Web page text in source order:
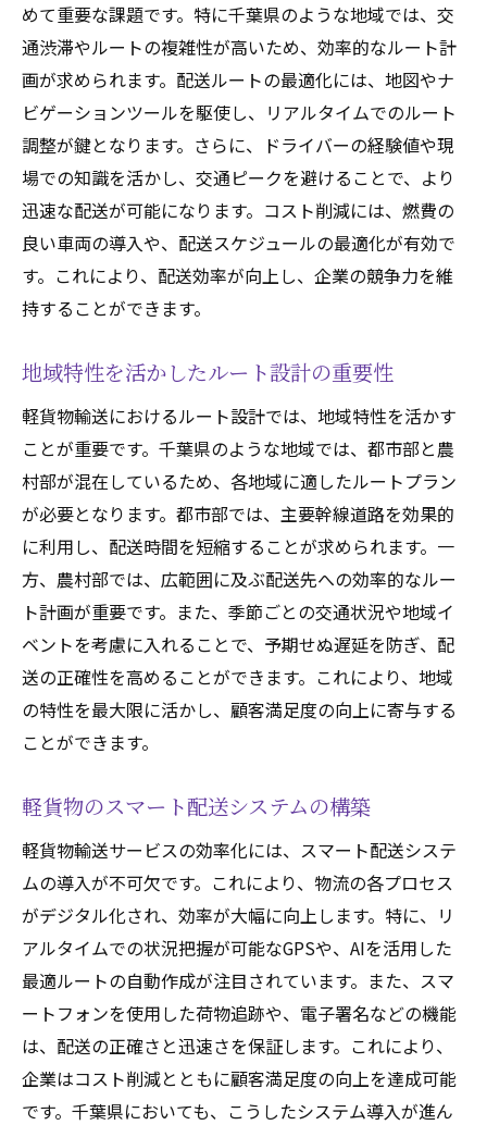
めて重要な課題です。特に千葉県のような地域では、交
通渋滞やルートの複雑性が高いため、効率的なルート計
画が求められます。配送ルートの最適化には、地図やナ
ビゲーションツールを駆使し、リアルタイムでのルート
調整が鍵となります。さらに、ドライバーの経験値や現
場での知識を活かし、交通ピークを避けることで、より
迅速な配送が可能になります。コスト削減には、燃費の
良い車両の導入や、配送スケジュールの最適化が有効で
す。これにより、配送効率が向上し、企業の競争力を維
持することができます。
地域特性を活かしたルート設計の重要性
軽貨物輸送におけるルート設計では、地域特性を活かす
ことが重要です。千葉県のような地域では、都市部と農
村部が混在しているため、各地域に適したルートプラン
が必要となります。都市部では、主要幹線道路を効果的
に利用し、配送時間を短縮することが求められます。一
方、農村部では、広範囲に及ぶ配送先への効率的なルー
ト計画が重要です。また、季節ごとの交通状況や地域イ
ベントを考慮に入れることで、予期せぬ遅延を防ぎ、配
送の正確性を高めることができます。これにより、地域
の特性を最大限に活かし、顧客満足度の向上に寄与する
ことができます。
軽貨物のスマート配送システムの構築
軽貨物輸送サービスの効率化には、スマート配送システ
ムの導入が不可欠です。これにより、物流の各プロセス
がデジタル化され、効率が大幅に向上します。特に、リ
アルタイムでの状況把握が可能なGPSや、AIを活用した
最適ルートの自動作成が注目されています。また、スマ
ートフォンを使用した荷物追跡や、電子署名などの機能
は、配送の正確さと迅速さを保証します。これにより、
企業はコスト削減とともに顧客満足度の向上を達成可能
です。千葉県においても、こうしたシステム導入が進ん